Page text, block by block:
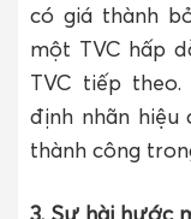
có giá thành
một TVC hấp
TVC tiếp
định nhãn
thành công
3. Sự hài hước